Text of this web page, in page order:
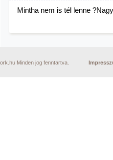
Mintha nem is tél lenne
Minden jog fenntartva.